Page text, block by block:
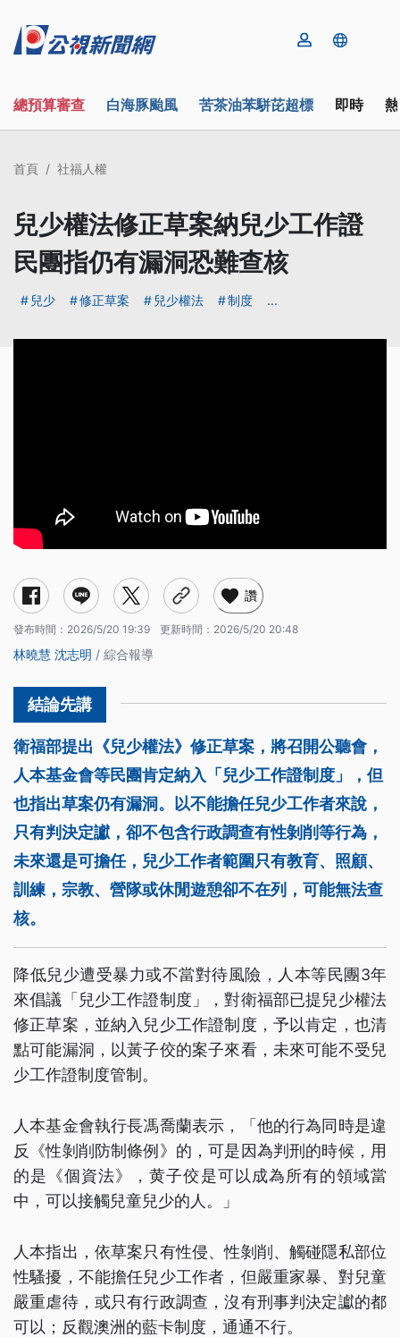
總預算審查 白海豚颱風 苦茶油苯駢芘超標 即時
首頁 社福人權
兒少權法修正草案納兒少工作證
民團指仍有漏洞恐難查核
兒少 修正草案 兒少權法 制度 ...
讚
發布時間： 2026/5/20 19:39 更新時間： 2026/5/20 20:48
林曉慧 沈志明 / 綜合報導
衛福部提出《兒少權法》修正草案，將召開公聽會，
人本基金會等民團肯定納入「兒少工作證制度」，但
也指出草案仍有漏洞。以不能擔任兒少工作者來說，
只有判決定讞，卻不包含行政調查有性剝削等行為，
未來還是可擔任，兒少工作者範圍只有教育、照顧、
訓練，宗教、營隊或休閒遊憩卻不在列，可能無法查
核。
降低兒少遭受暴力或不當對待風險，人本等民團3年
來倡議「兒少工作證制度」，對衛福部已提兒少權法
修正草案，並納入兒少工作證制度，予以肯定，也清
點可能漏洞，以黃子佼的案子來看，未來可能不受兒
少工作證制度管制。
人本基金會執行長馮喬蘭表示，「他的行為同時是違
反《性剝削防制條例》的，可是因為判刑的時候，用
的是《個資法》，黄子佼是可以成為所有的領域當
中，可以接觸兒童兒少的人。」
人本指出，依草案只有性侵、性剝削、觸碰隱私部位
性騷擾，不能擔任兒少工作者，但嚴重家暴、對兒童
嚴重虐待，或只有行政調查，沒有刑事判決定讞的都
可以；反觀澳洲的藍卡制度，通通不行。